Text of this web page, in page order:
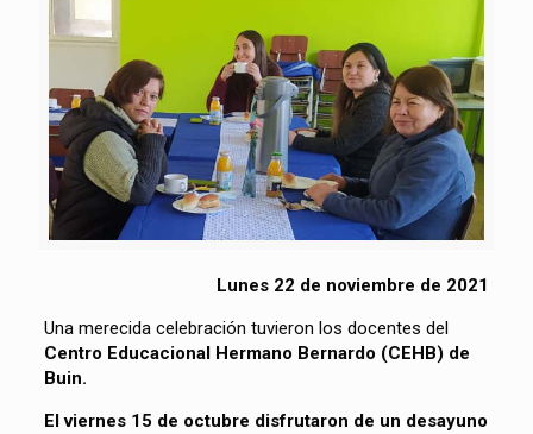
Lunes 22 de noviembre de 2021
Una merecida celebración tuvieron los docentes del
Centro Educacional Hermano Bernardo (CEHB) de
Buin.
El viernes 15 de octubre disfrutaron de un desayuno